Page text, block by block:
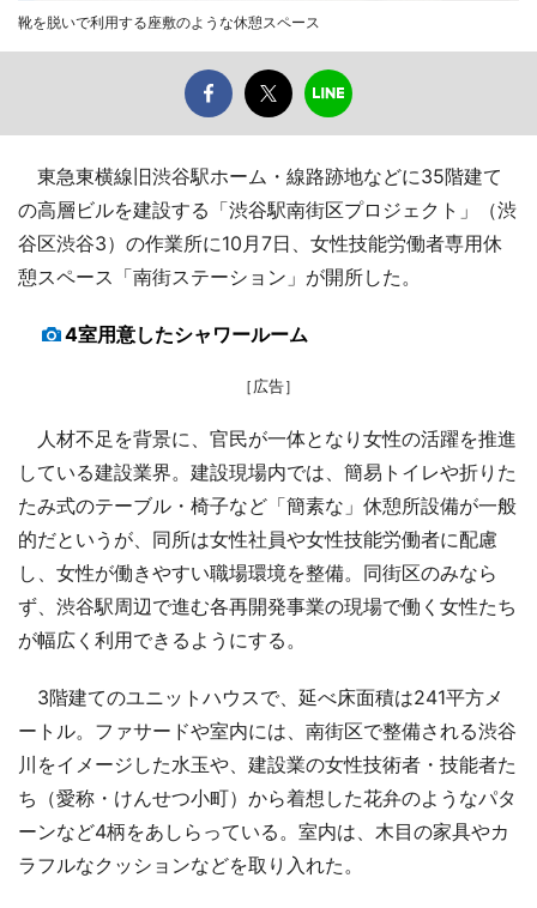
靴を脱いで利用する座敷のような休憩スペース
東急東横線旧渋谷駅ホーム・線路跡地などに35階建て
の高層ビルを建設する「渋谷駅南街区プロジェクト」（渋
谷区渋谷3）の作業所に10月7日、女性技能労働者専用休
憩スペース「南街ステーション」が開所した。
4室用意したシャワールーム
［広告］
人材不足を背景に、官民が一体となり女性の活躍を推進
している建設業界。建設現場内では、簡易トイレや折りた
たみ式のテーブル・椅子など「簡素な」休憩所設備が一般
的だというが、同所は女性社員や女性技能労働者に配慮
し、女性が働きやすい職場環境を整備。同街区のみなら
ず、渋谷駅周辺で進む各再開発事業の現場で働く女性たち
が幅広く利用できるようにする。
3階建てのユニットハウスで、延べ床面積は241平方メ
ートル。ファサードや室内には、南街区で整備される渋谷
川をイメージした水玉や、建設業の女性技術者・技能者た
ち（愛称・けんせつ小町）から着想した花弁のようなパタ
ーンなど4柄をあしらっている。室内は、木目の家具やカ
ラフルなクッションなどを取り入れた。